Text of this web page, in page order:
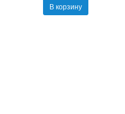
В корзину